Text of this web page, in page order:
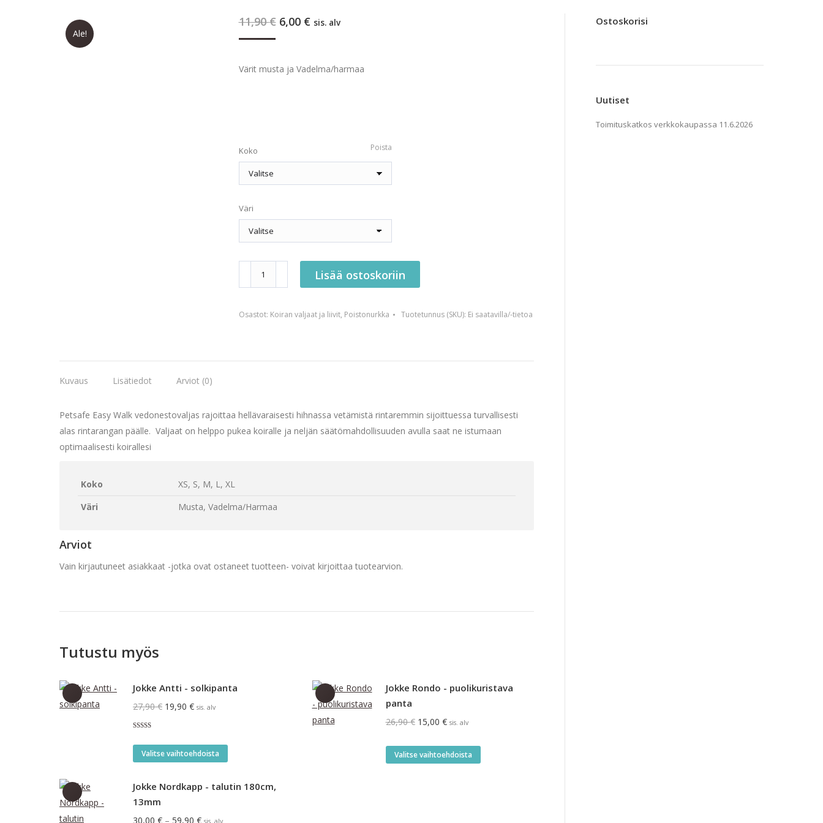
Ale!
11,90€ Alkuperäinen
11,90 €.
6,00 €Nykyinen
6,00 €.
sis. alv
Värit musta ja Vadelma/harmaa
Koko
Väri
Poista
vedonestovaljas
Lisää ostoskoriin
Osastot: Koiran valjaat ja liivit, Poistonurkka Tuotetunnus (SKU): Ei saatavilla/-tietoa
Kuvaus Lisätiedot Arviot (0)
Petsafe Easy Walk vedonestovaljas rajoittaa hellävaraisesti hihnassa vetämistä rintaremmin sijoittuessa turvallisesti
alas rintarangan päälle. Valjaat on helppo pukea koiralle ja neljän säätömahdollisuuden avulla saat ne istumaan
optimaalisesti koirallesi
Koko
XS, S, M, L, XL
Väri
Musta, Vadelma/Harmaa
Arviot
Vain kirjautuneet asiakkaat -jotka ovat ostaneet tuotteen- voivat kirjoittaa tuotearvion.
Tutustu myös
Jokke Antti - solkipanta
27,90€ Alkuperäinen
27,90 €.
19,90 €Nykyinen
19,90 €.
sis. alv
tuotteesta:
4.00/ 5
Valitse vaihtoehdoista
on
Jokke Rondo - puolikuristava
panta
26,90€ Alkuperäinen
oli:
15,00 €Nykyinen
on:
sis. alv
Valitse vaihtoehdoista
Jokke Nordkapp - talutin 180cm,
13mm
30,00 € – 59,90 €Hintaluokka:
sis. alv
Ostoskorisi
Uutiset
Toimituskatkos verkkokaupassa 11.6.2026